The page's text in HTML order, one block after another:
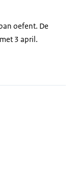
oefent. De
3 april.